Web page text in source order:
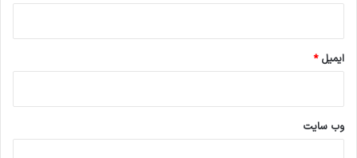
ایمیل*
وب‌ سایت